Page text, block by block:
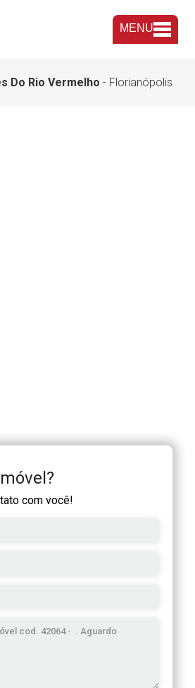
MENU
Do Rio Vermelho - Florianópolis
com você!